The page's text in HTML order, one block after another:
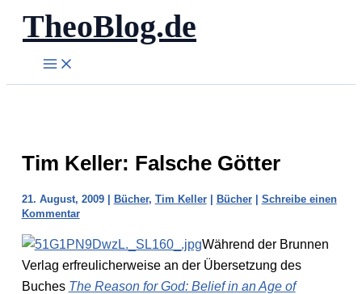
Zum
Inhalt
springen
TheoBlog.de
Tim Keller: Falsche Götter
21. August, 2009 | Bücher, Tim Keller| Bücher| Schreibe einen
Kommentar
Während der Brunnen
Verlag erfreulicherweise an der Übersetzung des
Buches The Reason for God: Belief in an Age of